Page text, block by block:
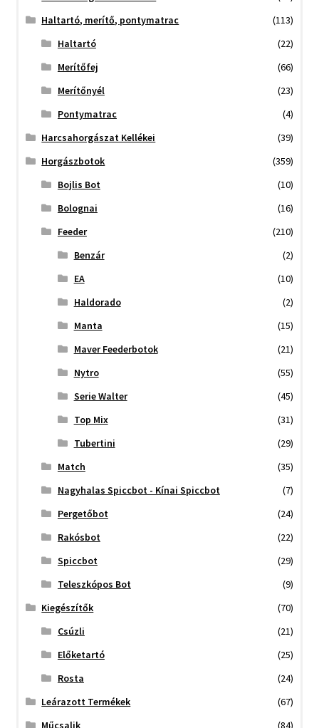
Haltartó, merítő, pontymatrac
(113)
Haltartó
(22)
Merítőfej
(66)
Merítőnyél
(23)
Pontymatrac
(4)
Harcsahorgászat Kellékei
(39)
Horgászbotok
(359)
Bojlis Bot
(10)
Bolognai
(16)
Feeder
(210)
Benzár
(2)
EA
(10)
Haldorado
(2)
Manta
(15)
Maver Feederbotok
(21)
Nytro
(55)
Serie Walter
(45)
Top Mix
(31)
Tubertini
(29)
Match
(35)
Nagyhalas Spiccbot - Kínai Spiccbot
(7)
Pergetőbot
(24)
Rakósbot
(22)
Spiccbot
(29)
Teleszkópos Bot
(9)
Kiegészítők
(70)
Csúzli
(21)
Előketartó
(25)
Rosta
(24)
Leárazott Termékek
(67)
Műcsalik
(84)